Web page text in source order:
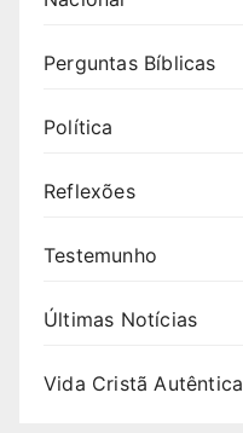
Perguntas Bíblicas
Política
Reflexões
Testemunho
Últimas Notícias
Vida Cristã Autêntica